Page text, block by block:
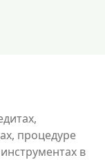
процедуре
в